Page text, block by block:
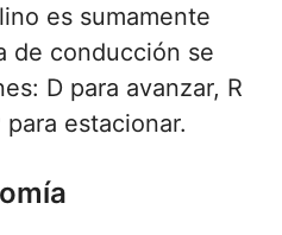
es sumamente
de conducción se
D para avanzar, R
estacionar.